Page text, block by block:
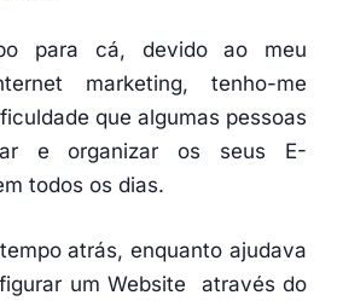
para cá, devido ao meu
marketing, tenho-me
que algumas pessoas
e organizar os seus E-
todos os dias.
atrás, enquanto ajudava
um Website através do